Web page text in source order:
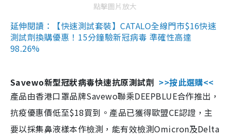
點擊圖片放大
延伸閱讀：【快速測試套裝】CATALO全線門市$16快速
測試劑換購優惠！15分鐘驗新冠病毒 準確性高達
98.26%
Savewo新型冠狀病毒快速抗原測試劑 >>按此選購<<
產品由香港口罩品牌Savewo聯乘DEEPBLUE合作推出，
抗疫優惠價低至$18買到。產品已獲得歐盟CE認證，主
要以採集鼻液樣本作檢測，能有效檢測Omicron及Delta